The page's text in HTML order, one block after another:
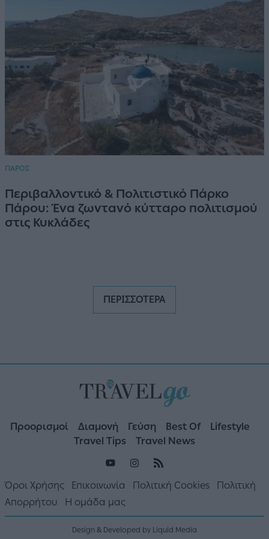
ΠΑΡΟΣ
Περιβαλλοντικό & Πολιτιστικό Πάρκο
Πάρου: Ένα ζωντανό κύτταρο πολιτισμού
στις Κυκλάδες
ΠΕΡΙΣΣΟΤΕΡΑ
Προορισμοί Διαμονή Γεύση Best Of
Lifestyle
Travel Tips
Travel News
Όροι Χρήσης Επικοινωνία Πολιτική Cookies
Πολιτική
Απορρήτου
Η ομάδα μας
Design & Developed by Liquid Media